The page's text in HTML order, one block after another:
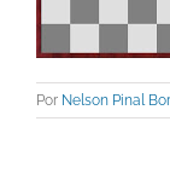
Por Nelson Pinal